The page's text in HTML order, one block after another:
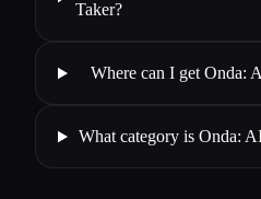
Taker?
Where can I get Onda:
What category is Onda: